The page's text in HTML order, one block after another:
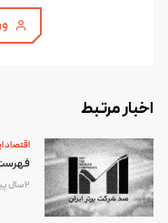
اخبار مرتبط
اقتصاد
فهرست
2 سال پیش